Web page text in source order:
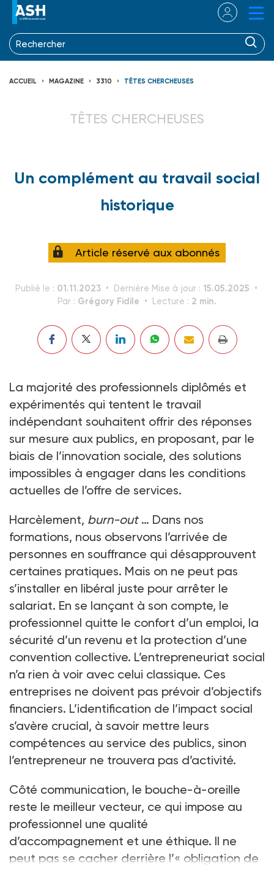
ACCUEIL MAGAZINE 3310 TÊTES CHERCHEUSES
TÊTES CHERCHEUSES
Un complément au travail social
historique
Article réservé aux abonnés
Publié le : 01.11.2023 Dernière Mise à jour : 15.05.2025
Par : Grégory Fidile Lecture : 2 min.
La majorité des professionnels diplômés et
expérimentés qui tentent le travail
indépendant souhaitent offrir des réponses
sur mesure aux publics, en proposant, par le
biais de l’innovation sociale, des solutions
impossibles à engager dans les conditions
actuelles de l’offre de services.
Harcèlement, burn-out… Dans nos
formations, nous observons l’arrivée de
personnes en souffrance qui désapprouvent
certaines pratiques. Mais on ne peut pas
s’installer en libéral juste pour arrêter le
salariat. En se lançant à son compte, le
professionnel quitte le confort d’un emploi, la
sécurité d’un revenu et la protection d’une
convention collective. L’entrepreneuriat social
n’a rien à voir avec celui classique. Ces
entreprises ne doivent pas prévoir d’objectifs
financiers. L’identification de l’impact social
s’avère crucial, à savoir mettre leurs
compétences au service des publics, sinon
l’entrepreneur ne trouvera pas d’activité.
Côté communication, le bouche-à-oreille
reste le meilleur vecteur, ce qui impose au
professionnel une qualité
d’accompagnement et une éthique. Il ne
peut pas se cacher derrière l’« obligation de